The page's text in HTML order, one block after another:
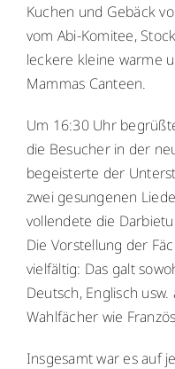
Kuchen und Gebäck
vom Abi-Komitee,
leckere kleine warme
Mammas Canteen.
Um 16:30 Uhr
die Besucher in der
begeisterte der
zwei gesungenen
vollendete die
Die Vorstellung der
vielfältig: Das galt
Deutsch, Englisch
Wahlfächer wie
Insgesamt war es auf